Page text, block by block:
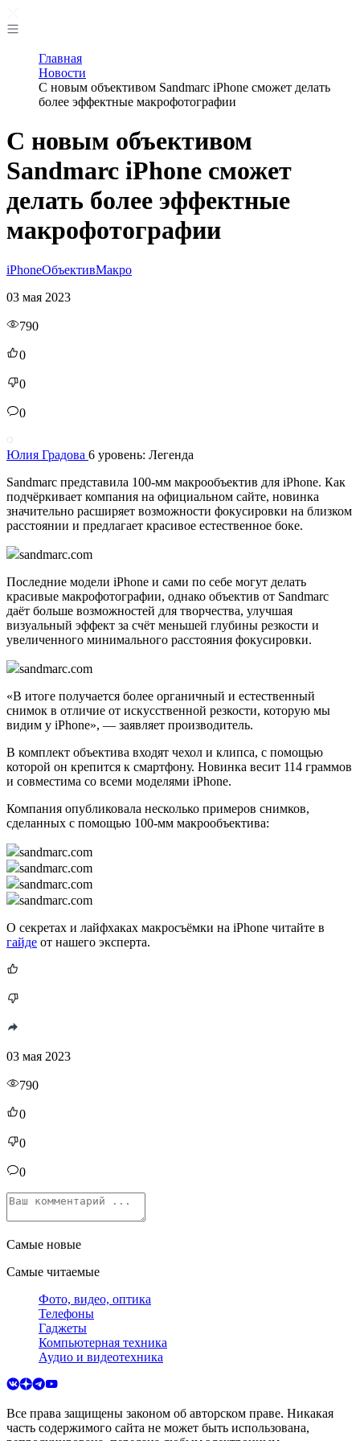
Главная
Новости
С новым объективом Sandmarc iPhone сможет делать
более эффектные макрофотографии
С новым объективом
Sandmarc iPhone сможет
делать более эффектные
макрофотографии
iPhoneОбъективМакро
03 мая 2023
790
0
0
0
Юлия Градова 6 уровень: Легенда
Sandmarc представила 100-мм макрообъектив для iPhone. Как
подчёркивает компания на официальном сайте, новинка
значительно расширяет возможности фокусировки на близком
расстоянии и предлагает красивое естественное боке.
sandmarc.com
Последние модели iPhone и сами по себе могут делать
красивые макрофотографии, однако объектив от Sandmarc
даёт больше возможностей для творчества, улучшая
визуальный эффект за счёт меньшей глубины резкости и
увеличенного минимального расстояния фокусировки.
sandmarc.com
«В итоге получается более органичный и естественный
снимок в отличие от искусственной резкости, которую мы
видим у iPhone», — заявляет производитель.
В комплект объектива входят чехол и клипса, с помощью
которой он крепится к смартфону. Новинка весит 114 граммов
и совместима со всеми моделями iPhone.
Компания опубликовала несколько примеров снимков,
сделанных с помощью 100-мм макрообъектива:
sandmarc.com
sandmarc.com
sandmarc.com
sandmarc.com
О секретах и лайфхаках макросъёмки на iPhone читайте в
гайде от нашего эксперта.
03 мая 2023
790
0
0
0
Самые новые
Самые читаемые
Фото, видео, оптика
Телефоны
Гаджеты
Компьютерная техника
Аудио и видеотехника
Все права защищены законом об авторском праве. Никакая
часть содержимого сайта не может быть использована,